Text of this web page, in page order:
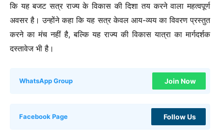
कि यह बजट सत्र राज्य के विकास की दिशा तय करने वाला महत्वपूर्ण
अवसर है। उन्होंने कहा कि यह सत्र केवल आय-व्यय का विवरण प्रस्तुत
करने का मंच नहीं है, बल्कि यह राज्य की विकास यात्रा का मार्गदर्शक
दस्तावेज भी है।
WhatsApp Group Join Now
Facebook Page Follow Us